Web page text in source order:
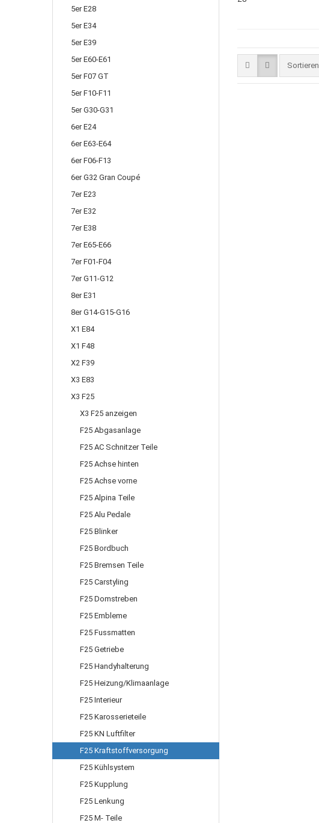
5er E28
5er E34
5er E39
5er E60-E61
5er F07 GT
5er F10-F11
5er G30-G31
6er E24
6er E63-E64
6er F06-F13
6er G32 Gran Coupé
7er E23
7er E32
7er E38
7er E65-E66
7er F01-F04
7er G11-G12
8er E31
8er G14-G15-G16
X1 E84
X1 F48
X2 F39
X3 E83
X3 F25
X3 F25 anzeigen
F25 Abgasanlage
F25 AC Schnitzer Teile
F25 Achse hinten
F25 Achse vorne
F25 Alpina Teile
F25 Alu Pedale
F25 Blinker
F25 Bordbuch
F25 Bremsen Teile
F25 Carstyling
F25 Domstreben
F25 Embleme
F25 Fussmatten
F25 Getriebe
F25 Handyhalterung
F25 Heizung/Klimaanlage
F25 Interieur
F25 Karosserieteile
F25 KN Luftfilter
F25 Kraftstoffversorgung
F25 Kühlsystem
F25 Kupplung
F25 Lenkung
F25 M- Teile